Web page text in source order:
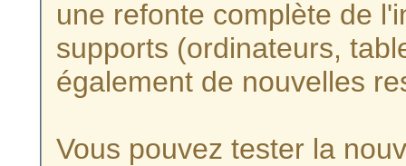
une refonte complète de
supports (ordinateurs,
également de nouvelles
Vous pouvez tester la